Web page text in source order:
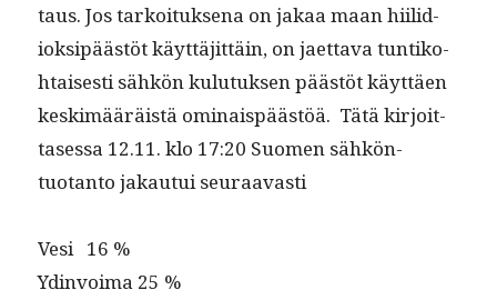
taus. Jos tarkoituk­se­na on jakaa maan hiilid­
iok­sipäästöt käyt­täjit­täin, on jaet­ta­va tun­tiko­
htais­es­ti sähkön kulu­tuk­sen päästöt käyt­täen
keskimääräistä omi­nais­päästöä. Tätä kir­joit­
tases­sa 12.11. klo 17:20 Suomen sähkön­
tuotan­to jakau­tui seuraavasti
Vesi 16 %
Ydin­voima 25 %